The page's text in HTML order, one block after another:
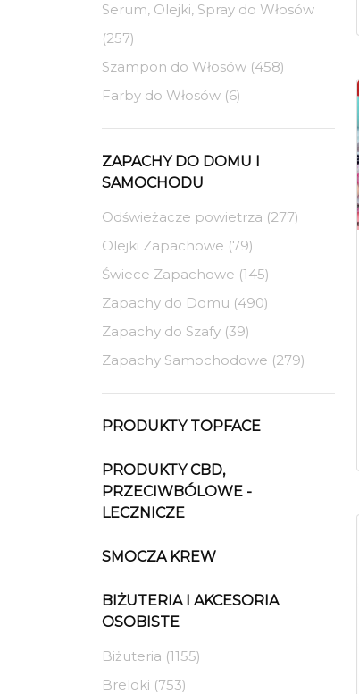
Serum, Olejki, Spray do Włosów
(257)
Szampon do Włosów (458)
Farby do Włosów (6)
ZAPACHY DO DOMU I
SAMOCHODU
Odświeżacze powietrza (277)
Olejki Zapachowe (79)
Świece Zapachowe (145)
Zapachy do Domu (490)
Zapachy do Szafy (39)
Zapachy Samochodowe (279)
PRODUKTY TOPFACE
PRODUKTY CBD,
PRZECIWBÓLOWE -
LECZNICZE
SMOCZA KREW
BIŻUTERIA I AKCESORIA
OSOBISTE
Biżuteria (1155)
Breloki (753)